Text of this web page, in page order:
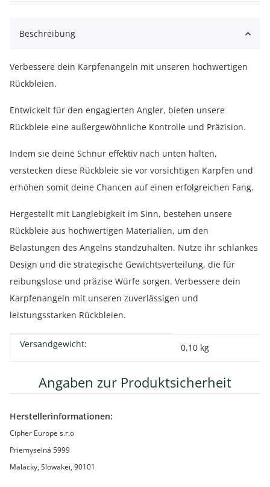
Beschreibung
Verbessere dein Karpfenangeln mit unseren hochwertigen
Rückbleien.
Entwickelt für den engagierten Angler, bieten unsere
Rückbleie eine außergewöhnliche Kontrolle und Präzision.
Indem sie deine Schnur effektiv nach unten halten,
verstecken diese Rückbleie sie vor vorsichtigen Karpfen und
erhöhen somit deine Chancen auf einen erfolgreichen Fang.
Hergestellt mit Langlebigkeit im Sinn, bestehen unsere
Rückbleie aus hochwertigen Materialien, um den
Belastungen des Angelns standzuhalten. Nutze ihr schlankes
Design und die strategische Gewichtsverteilung, die für
reibungslose und präzise Würfe sorgen. Verbessere dein
Karpfenangeln mit unseren zuverlässigen und
leistungsstarken Rückbleien.
Produkteigenschaft
Wert
Versandgewicht: 0,10 kg
Angaben zur Produktsicherheit
Herstellerinformationen:
Cipher Europe s.r.o
Priemyselná 5999
Malacky, Slowakei, 90101